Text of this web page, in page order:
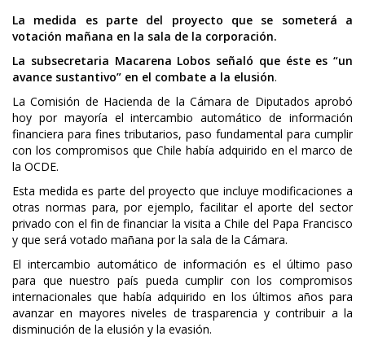
La medida es parte del proyecto que se someterá a
votación mañana en la sala de la corporación.
La subsecretaria Macarena Lobos señaló que éste es “un
avance sustantivo” en el combate a la elusión.
La Comisión de Hacienda de la Cámara de Diputados aprobó
hoy por mayoría el intercambio automático de información
financiera para fines tributarios, paso fundamental para cumplir
con los compromisos que Chile había adquirido en el marco de
la OCDE.
Esta medida es parte del proyecto que incluye modificaciones a
otras normas para, por ejemplo, facilitar el aporte del sector
privado con el fin de financiar la visita a Chile del Papa Francisco
y que será votado mañana por la sala de la Cámara.
El intercambio automático de información es el último paso
para que nuestro país pueda cumplir con los compromisos
internacionales que había adquirido en los últimos años para
avanzar en mayores niveles de trasparencia y contribuir a la
disminución de la elusión y la evasión.